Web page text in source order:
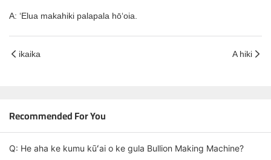
A: ʻElua makahiki palapala hōʻoia.
ikaika A hiki
Recommended For You
Q: He aha ke kumu kūʻai o ke gula Bullion Making Machine?